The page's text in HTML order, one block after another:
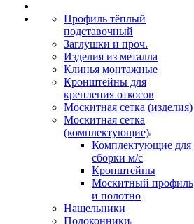
Профиль тёплый
подставочный
Заглушки и проч.
Изделия из металла
Клинья монтажные
Кронштейны для
крепления откосов
Москитная сетка (изделия)
Москитная сетка
(комплектующие)
Комплектующие для
сборки м/с
Кронштейны
Москитный профиль
и полотно
Нащельники
Подоконники